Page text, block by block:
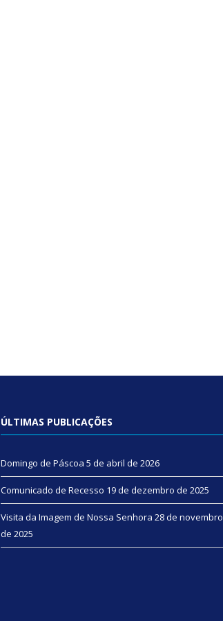
ÚLTIMAS PUBLICAÇÕES
Domingo de Páscoa 5 de abril de 2026
Comunicado de Recesso 19 de dezembro de 2025
Visita da Imagem de Nossa Senhora 28 de novembro
de 2025